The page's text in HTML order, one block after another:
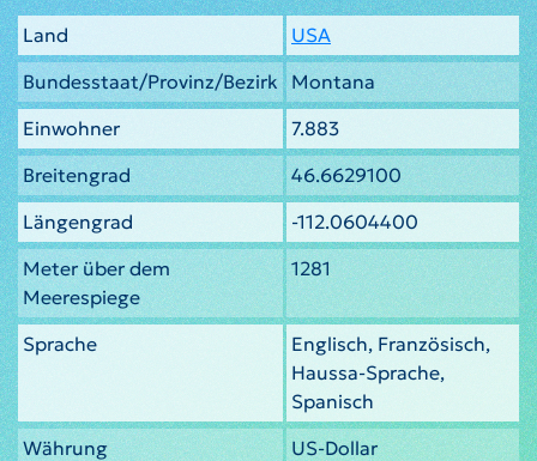
Land
USA
Bundesstaat/Provinz/Bezirk
Montana
Einwohner
7.883
Breitengrad
46.6629100
Längengrad
-112.0604400
Meter über dem
Meerespiege
1281
Sprache
Englisch, Französisch,
Haussa-Sprache,
Spanisch
Währung
US-Dollar